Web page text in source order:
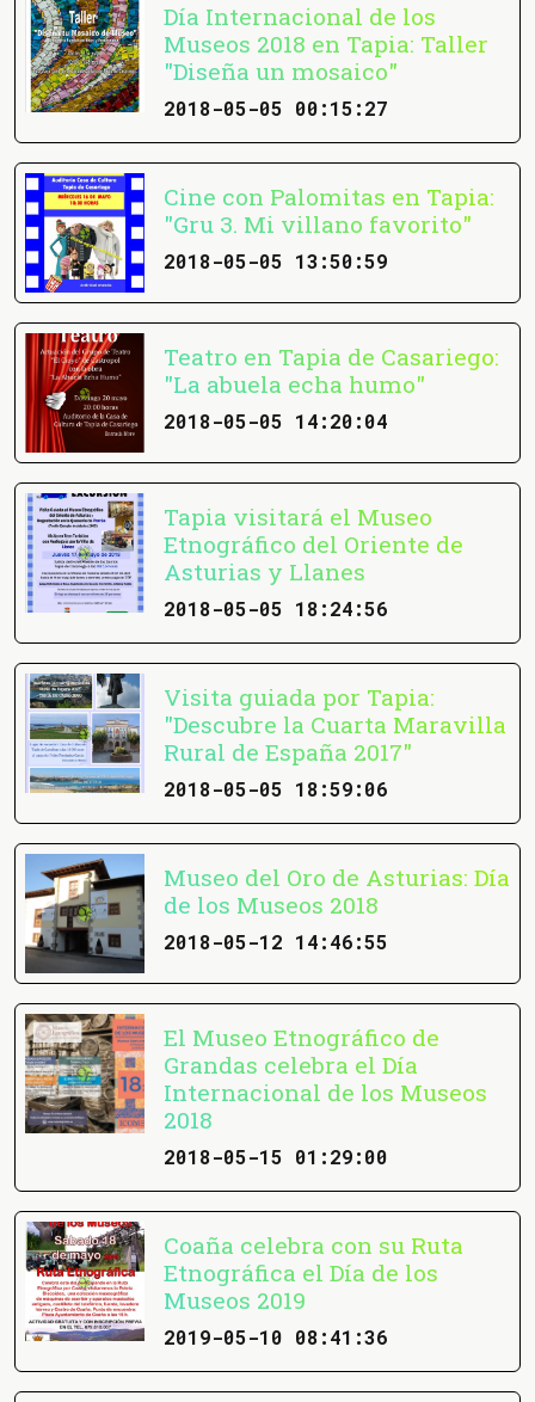
Día Internacional de los
Museos 2018 en Tapia: Taller
"Diseña un mosaico"
2018-05-05 00:15:27
Cine con Palomitas en Tapia:
"Gru 3. Mi villano favorito"
2018-05-05 13:50:59
Teatro en Tapia de Casariego:
"La abuela echa humo"
2018-05-05 14:20:04
Tapia visitará el Museo
Etnográfico del Oriente de
Asturias y Llanes
2018-05-05 18:24:56
Visita guiada por Tapia:
"Descubre la Cuarta Maravilla
Rural de España 2017"
2018-05-05 18:59:06
Museo del Oro de Asturias: Día
de los Museos 2018
2018-05-12 14:46:55
El Museo Etnográfico de
Grandas celebra el Día
Internacional de los Museos
2018
2018-05-15 01:29:00
Coaña celebra con su Ruta
Etnográfica el Día de los
Museos 2019
2019-05-10 08:41:36